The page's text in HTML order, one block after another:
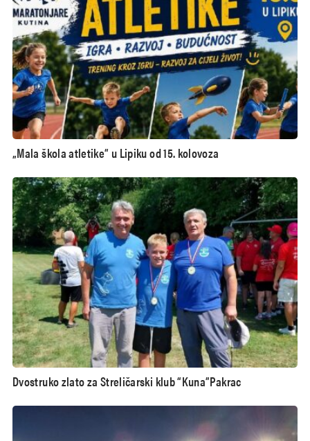
„Mala škola atletike“ u Lipiku od 15. kolovoza
Dvostruko zlato za Streličarski klub “Kuna”Pakrac